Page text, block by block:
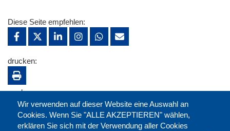
Wir verwenden auf dieser Website eine Auswahl an
Cookies. Wenn Sie "ALLE AKZEPTIEREN" wählen,
erklären Sie sich mit der Verwendung aller Cookies
Diese Seite empfehlen:
drucken:
merken: